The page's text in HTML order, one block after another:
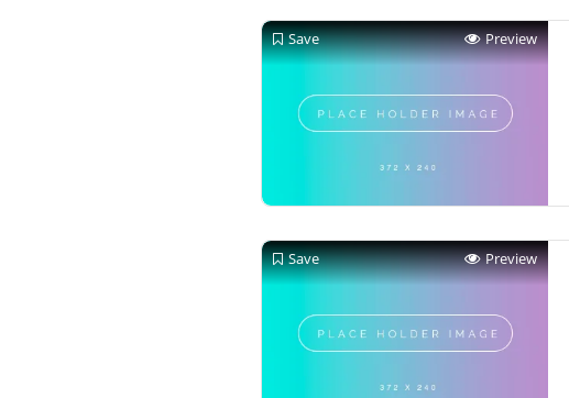
Save Preview
Save Preview